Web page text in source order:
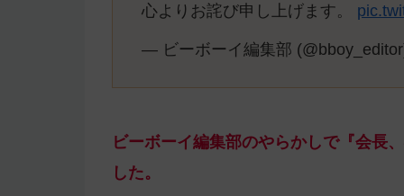
心よりお詫び申し上げます。
— ビーボーイ編集部
ビーボーイ編集部のやらかしで『会長
した。